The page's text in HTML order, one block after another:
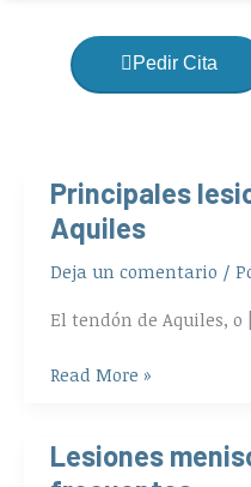
Pedir Cita
Principales
Aquiles
Deja un comentario /
El tendón de Aquiles, o
Principales
lesiones
en
el
de
Read More »
Lesiones
Lesiones
meniscales